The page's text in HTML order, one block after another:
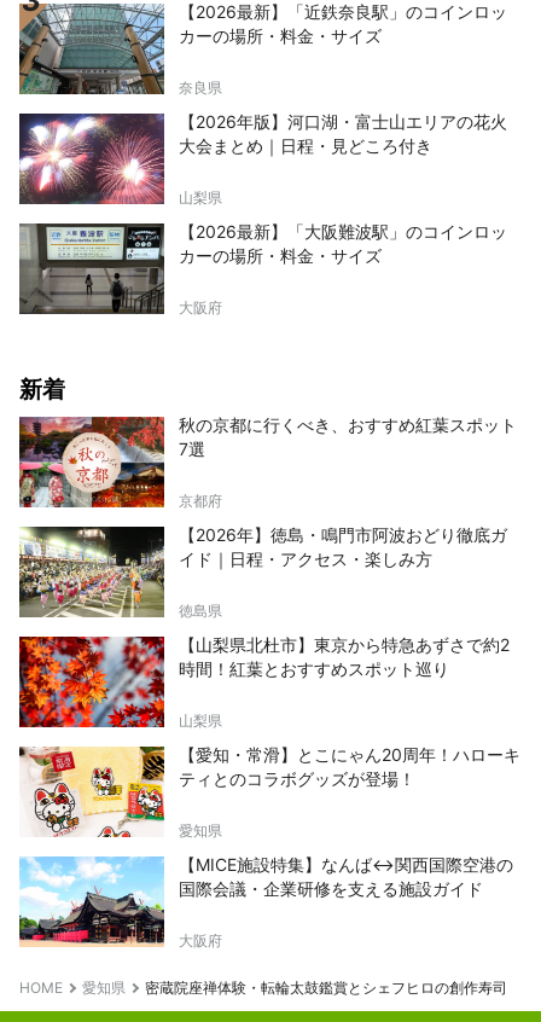
【2026最新】「近鉄奈良駅」のコインロッ
カーの場所・料金・サイズ
奈良県
【2026年版】河口湖・富士山エリアの花火
大会まとめ｜日程・見どころ付き
山梨県
【2026最新】「大阪難波駅」のコインロッ
カーの場所・料金・サイズ
大阪府
新着
秋の京都に行くべき、おすすめ紅葉スポット
7選
京都府
【2026年】徳島・鳴門市阿波おどり徹底ガ
イド｜日程・アクセス・楽しみ方
徳島県
【山梨県北杜市】東京から特急あずさで約2
時間！紅葉とおすすめスポット巡り
山梨県
【愛知・常滑】とこにゃん20周年！ハローキ
ティとのコラボグッズが登場！
愛知県
【MICE施設特集】なんば↔関西国際空港の
国際会議・企業研修を支える施設ガイド
大阪府
HOME 愛知県 密蔵院座禅体験・転輪太鼓鑑賞とシェフヒロの創作寿司